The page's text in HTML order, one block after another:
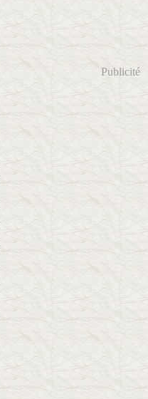
Publicité